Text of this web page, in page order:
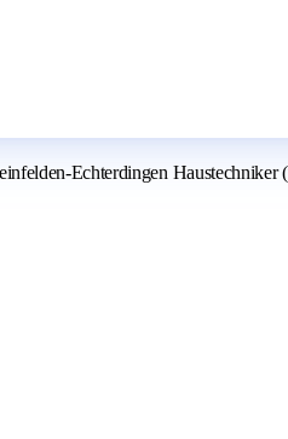
Echterdingen